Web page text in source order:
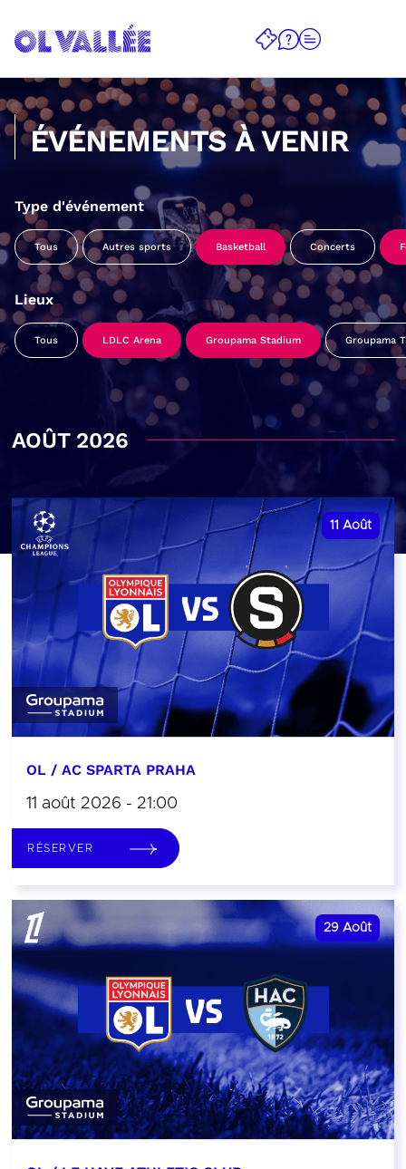
ÉVÉNEMENTS À VENIR
Type d'événement
Tous Autres sports Basketball Concerts
Lieux
Tous LDLC Arena Groupama Stadium Groupama
AOÛT 2026
11 Août
OL / AC SPARTA PRAHA
11 août 2026 - 21:00
RÉSERVER
29 Août